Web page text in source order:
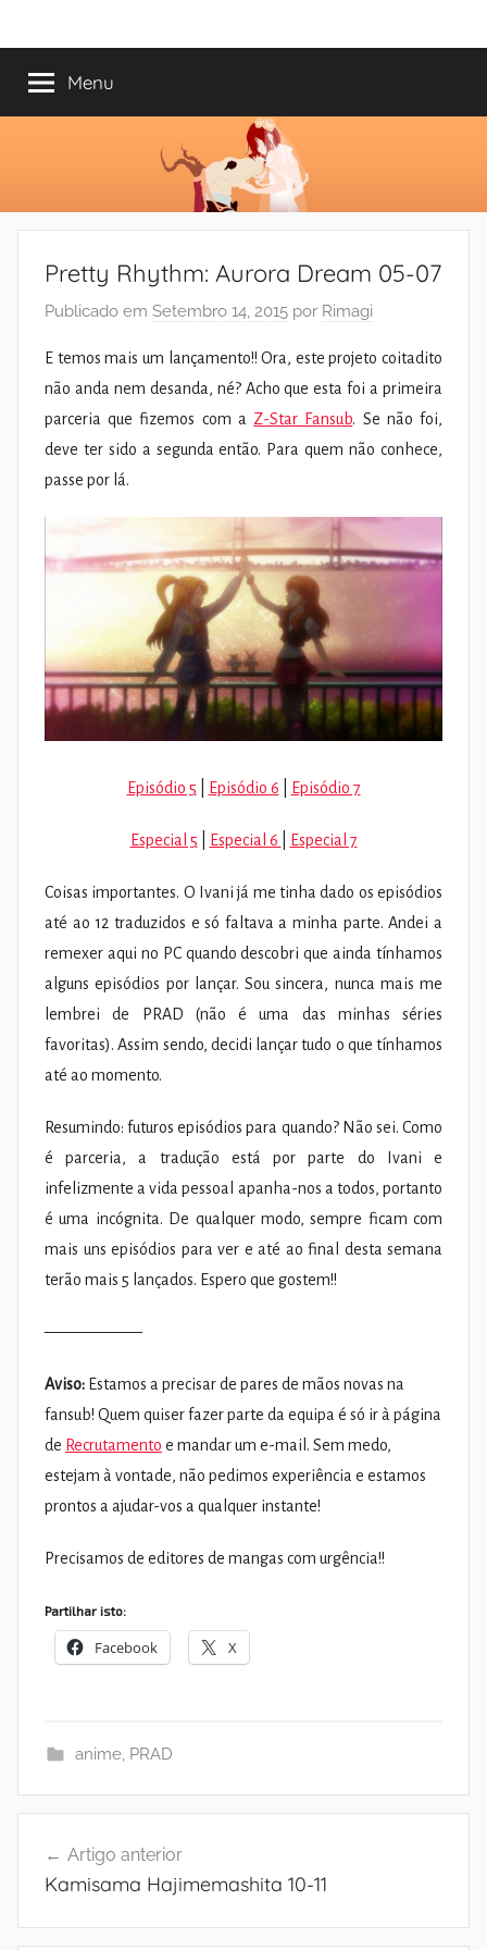
paraMundo
do
anos
a
romances
Menu
Pretty Rhythm: Aurora Dream 05-07
Publicado em Setembro 14, 2015 por Rimagi
E temos mais um lançamento!! Ora, este projeto coitadito
não anda nem desanda, né? Acho que esta foi a primeira
parceria que fizemos com a Z-Star Fansub. Se não foi,
deve ter sido a segunda então. Para quem não conhece,
passe por lá.
Episódio 5 Episódio 6 Episódio 7
Especial 5 Especial 6 Especial 7
Coisas importantes. O Ivani já me tinha dado os episódios
até ao 12 traduzidos e só faltava a minha parte. Andei a
remexer aqui no PC quando descobri que ainda tínhamos
alguns episódios por lançar. Sou sincera, nunca mais me
lembrei de PRAD (não é uma das minhas séries
favoritas). Assim sendo, decidi lançar tudo o que tínhamos
até ao momento.
Resumindo: futuros episódios para quando? Não sei. Como
é parceria, a tradução está por parte do Ivani e
infelizmente a vida pessoal apanha-nos a todos, portanto
é uma incógnita. De qualquer modo, sempre ficam com
mais uns episódios para ver e até ao final desta semana
terão mais 5 lançados. Espero que gostem!!
——————
Aviso: Estamos a precisar de pares de mãos novas na
fansub! Quem quiser fazer parte da equipa é só ir à página
de Recrutamento e mandar um e-mail. Sem medo,
estejam à vontade, não pedimos experiência e estamos
prontos a ajudar-vos a qualquer instante!
Precisamos de editores de mangas com urgência!!
Partilhar isto:
Facebook X
anime, PRAD
de
Artigo anterior
Kamisama Hajimemashita 10-11